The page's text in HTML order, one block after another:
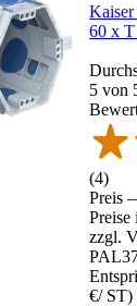
60 x
5 von
(4)
Preis
zzgl.
PAL
€/ ST)